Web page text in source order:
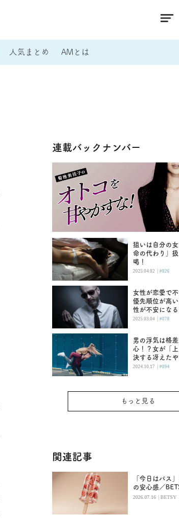
人気まとめ AMとは
連載バックナンバー
狙いは自分の
命の代わり」
喝！
2025.04.02 | #026
女性が恋愛で
優先順位が高
性が不安になる
2025.03.04 | #078
男の浮気は格
心！？女が「
決する冴えた
2024.10.17 | #094
もっと見る
関連記事
「今日はパス
の安心感／
2026.07.16 | BETSY